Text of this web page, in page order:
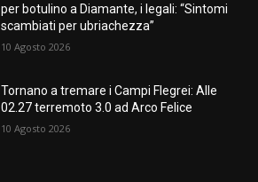
per botulino a Diamante, i legali: “Sintomi
scambiati per ubriachezza”
10 Agosto 2026
Tornano a tremare i Campi Flegrei: Alle
02.27 terremoto 3.0 ad Arco Felice
10 Agosto 2026